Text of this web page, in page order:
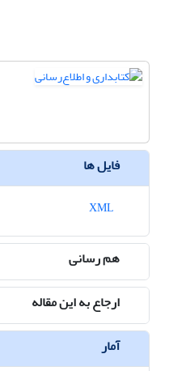
فایل ها
هم رسانی
ارجاع به این مقاله
آمار